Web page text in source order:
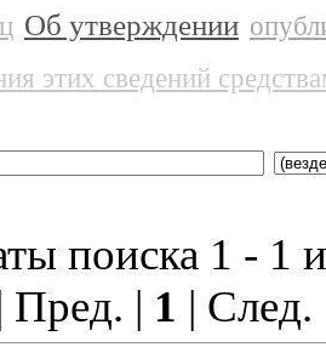
Об утверждении
этих сведений
поиска 1 - 1
Пред. | 1 |